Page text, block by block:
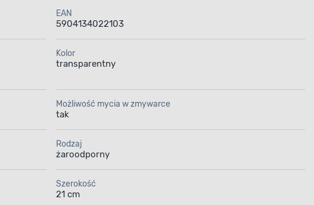
EAN
5904134022103
Kolor
transparentny
Możliwość mycia w zmywarce
tak
Rodzaj
żaroodporny
Szerokość
21 cm